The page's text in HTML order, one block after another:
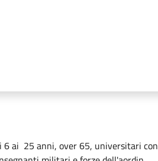
6 ai 25 anni, over 65, universitari con